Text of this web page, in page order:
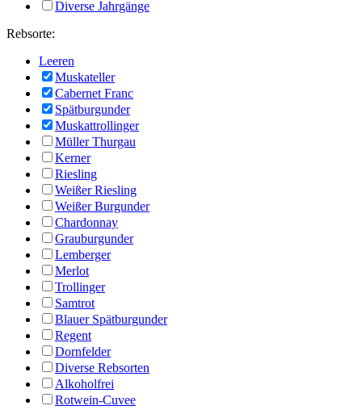
Diverse Jahrgänge
Rebsorte:
Leeren
Muskateller
Cabernet Franc
Spätburgunder
Muskattrollinger
Müller Thurgau
Kerner
Riesling
Weißer Riesling
Weißer Burgunder
Chardonnay
Grauburgunder
Lemberger
Merlot
Trollinger
Samtrot
Blauer Spätburgunder
Regent
Dornfelder
Diverse Rebsorten
Alkoholfrei
Rotwein-Cuvee